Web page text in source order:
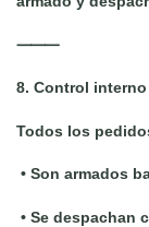
⸻
8. Control
Todos los
• Son armados
• Se despachan